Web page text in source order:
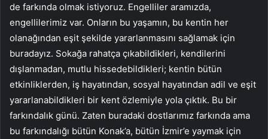
de farkında olmak istiyoruz. Engelliler aramızda,
engellilerimiz var. Onların bu yaşamın, bu kentin her
olanağından eşit şekilde yararlanmasını sağlamak için
buradayız. Sokağa rahatça çıkabildikleri, kendilerini
dışlanmadan, mutlu hissedebildikleri; kentin bütün
etkinliklerden, iş hayatından, sosyal hayatından adil ve eşit
yararlanabildikleri bir kent özlemiyle yola çıktık. Bu bir
farkındalık günü. Zaten buradaki dostlarımız farkında ama
bu farkındalığı bütün Konak’a, bütün İzmir’e yaymak için